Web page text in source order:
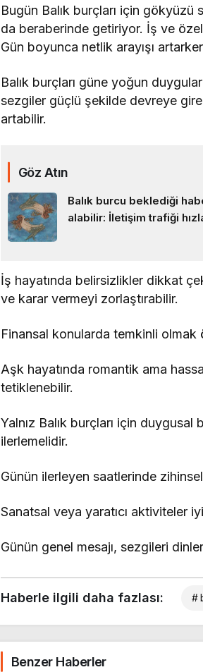
Bugün Balık burçları için gökyüzü
da beraberinde getiriyor. İş ve
Gün boyunca netlik arayışı
Balık burçları güne yoğun
sezgiler güçlü şekilde devreye
artabilir.
Göz Atın
Balık burcu beklediği
alabilir: İletişim trafiği
İş hayatında belirsizlikler dikkat
ve karar vermeyi zorlaştırabilir.
Finansal konularda temkinli olmak
Aşk hayatında romantik ama
tetiklenebilir.
Yalnız Balık burçları için
ilerlemelidir.
Günün ilerleyen saatlerinde
Sanatsal veya yaratıcı aktiviteler
Günün genel mesajı, sezgileri
Haberle ilgili daha fazlası: #
Benzer Haberler